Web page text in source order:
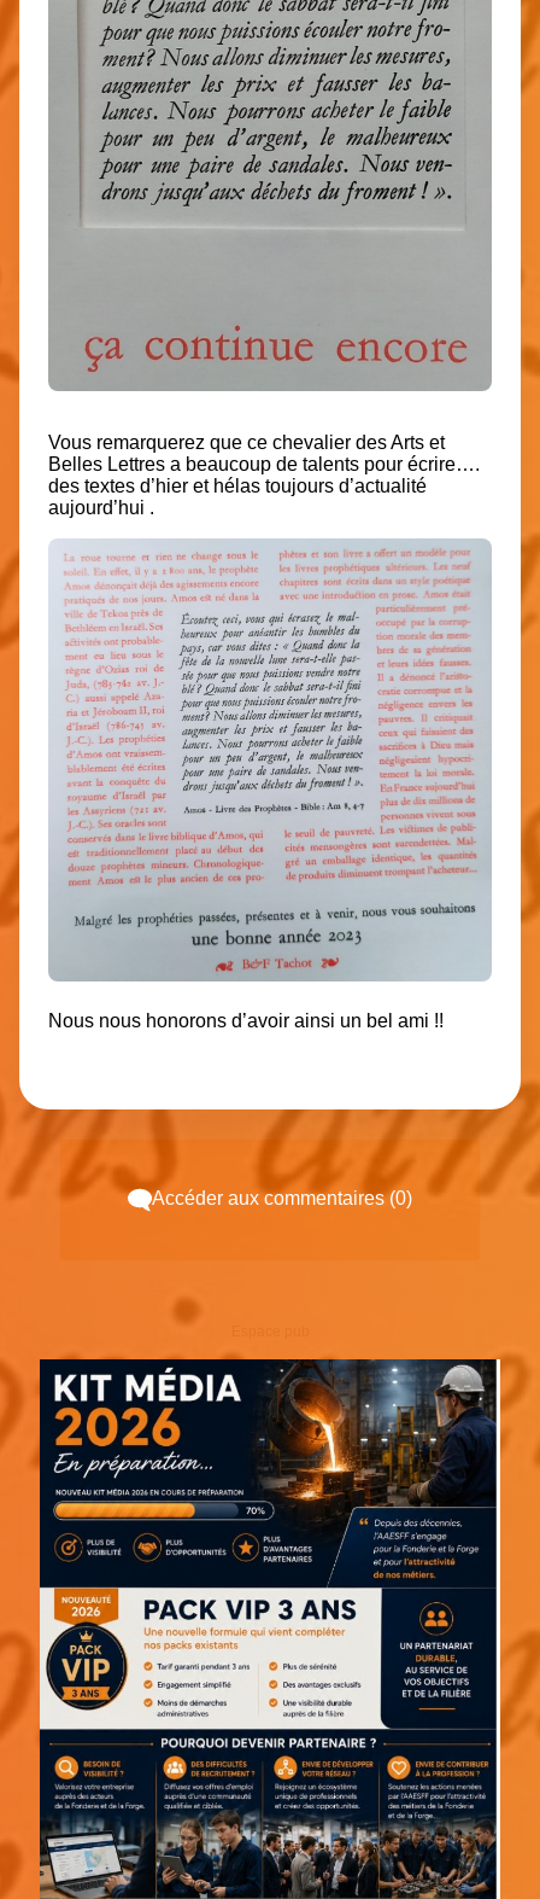
Vous remarquerez que ce chevalier des Arts et
Belles Lettres a beaucoup de talents pour écrire….
des textes d’hier et hélas toujours d’actualité
aujourd’hui .
Nous nous honorons d’avoir ainsi un bel ami !!
Accéder aux commentaires (0)